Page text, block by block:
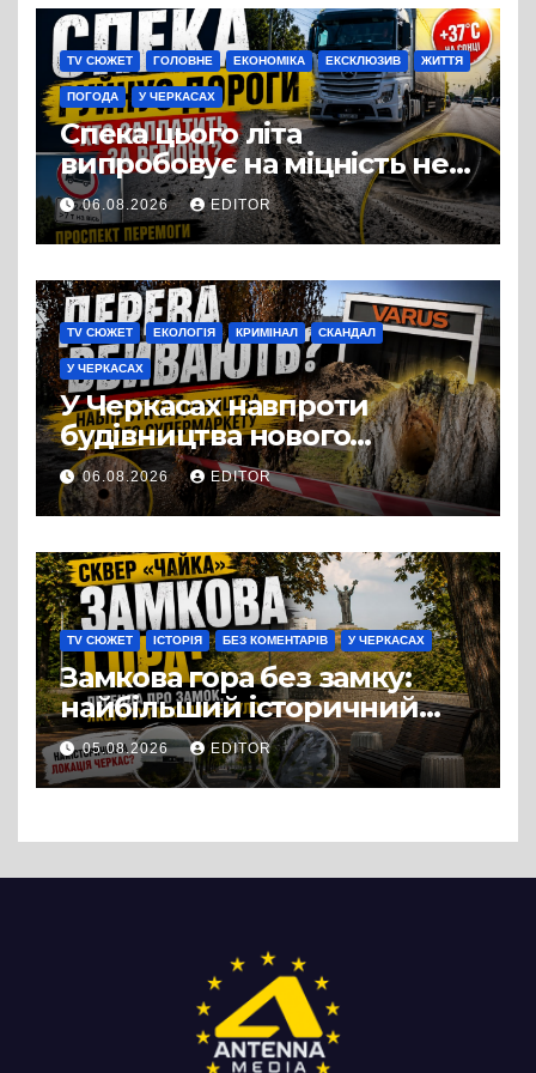
виробництвом м’яса птиці
TV СЮЖЕТ ГОЛОВНЕ ЕКОНОМІКА ЕКСКЛЮЗИВ ЖИТТЯ
ПОГОДА У ЧЕРКАСАХ
Спека цього літа
випробовує на міцність не
лише людей, а й дороги
Черкас
06.08.2026 EDITOR
TV СЮЖЕТ ЕКОЛОГІЯ КРИМІНАЛ СКАНДАЛ
У ЧЕРКАСАХ
У Черкасах навпроти
будівництва нового
супермаркету VARUS на
проспекті Перемоги всохли
дерева. І це навряд чи
можна назвати
випадковістю
06.08.2026 EDITOR
TV СЮЖЕТ ІСТОРІЯ БЕЗ КОМЕНТАРІВ У ЧЕРКАСАХ
Замкова гора без замку:
найбільший історичний
міф Черкас
05.08.2026 EDITOR